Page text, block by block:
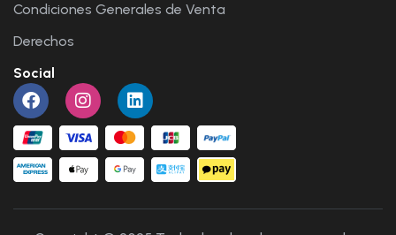
Condiciones Generales de Venta
Derechos
Social